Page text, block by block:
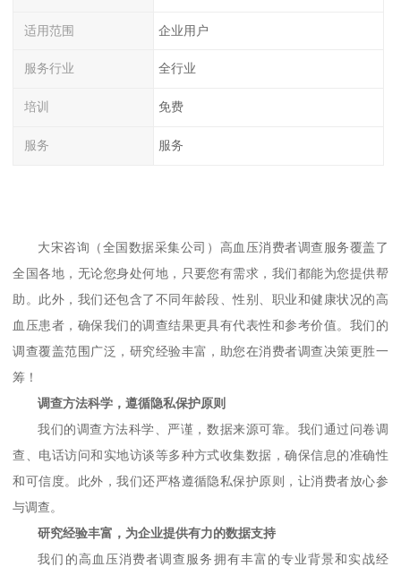
适用范围 企业用户
服务行业 全行业
培训 免费
服务 服务
大宋咨询 （全国数据采集公司） 高血压消费者调查服务覆盖了
全国各地，无论您身处何地，只要您有需求，我们都能为您提供帮
助。此外，我们还包含了不同年龄段、性别、职业和健康状况的高
血压患者，确保我们的调查结果更具有代表性和参考价值。我们的
调查覆盖范围广泛，研究经验丰富，助您在消费者调查决策更胜一
筹！
调查方法科学，遵循隐私保护原则
我们的调查方法科学、严谨，数据来源可靠。我们通过问卷调
查、电话访问和实地访谈等多种方式收集数据，确保信息的准确性
和可信度。此外，我们还严格遵循隐私保护原则，让消费者放心参
与调查。
研究经验丰富，为企业提供有力的数据支持
我们的高血压消费者调查服务拥有丰富的专业背景和实战经